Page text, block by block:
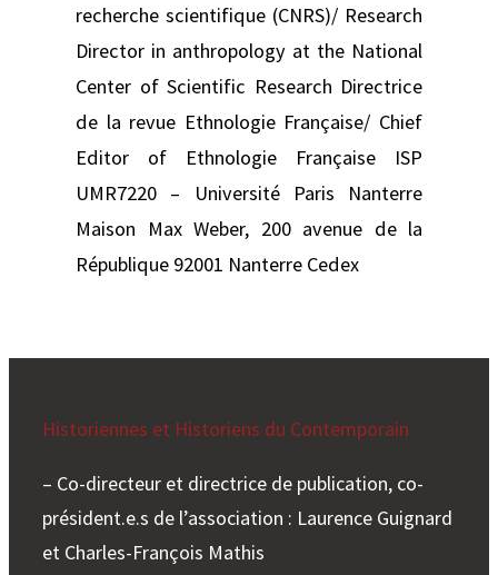
recherche scientifique (CNRS)/ Research
Director in anthropology at the National
Center of Scientific Research Directrice
de la revue Ethnologie Française/ Chief
Editor of Ethnologie Française ISP
UMR7220 – Université Paris Nanterre
Maison Max Weber, 200 avenue de la
République 92001 Nanterre Cedex
Historiennes et Historiens du Contemporain
– Co-directeur et directrice de publication, co-
président.e.s de l’association : Laurence Guignard
et Charles-François Mathis